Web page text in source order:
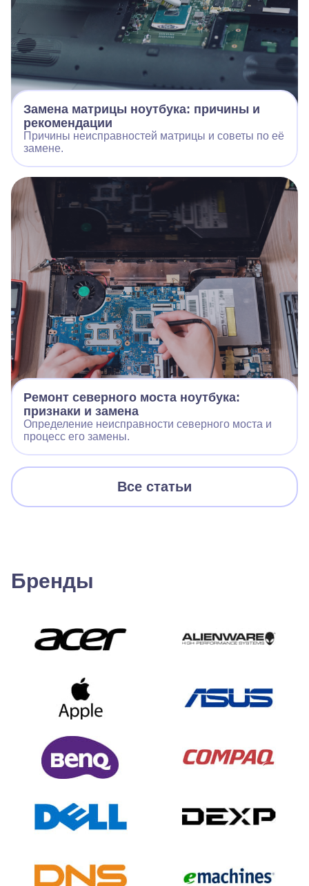
Замена матрицы ноутбука: причины и
рекомендации
Причины неисправностей матрицы и советы по её
замене.
Ремонт северного моста ноутбука:
признаки и замена
Определение неисправности северного моста и
процесс его замены.
Все статьи
Бренды